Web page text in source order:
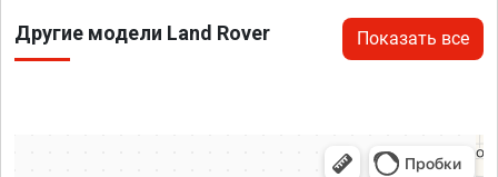
Другие модели Land Rover Показать все